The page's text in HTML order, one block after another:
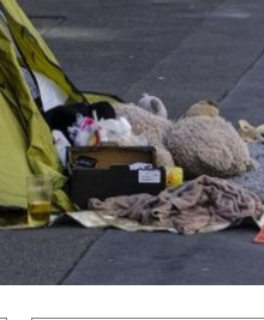
d'hébergement auprès des